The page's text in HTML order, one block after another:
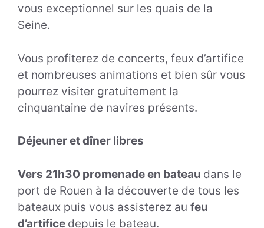
vous exceptionnel sur les quais de la
Seine.
Vous profiterez de concerts, feux d’artifice
et nombreuses animations et bien sûr vous
pourrez visiter gratuitement la
cinquantaine de navires présents.
Déjeuner et dîner libres
Vers 21h30 promenade en bateau dans le
port de Rouen à la découverte de tous les
bateaux puis vous assisterez au feu
d’artifice depuis le bateau.